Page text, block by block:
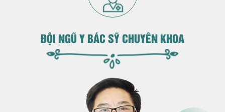
ĐỘI NGŨ Y BÁC SỸ CHUYÊN KHOA